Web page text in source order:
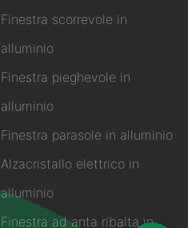
Finestra scorrevole in
alluminio
Finestra pieghevole in
alluminio
Finestra parasole in alluminio
Alzacristallo elettrico in
alluminio
Finestra ad anta ribalta in